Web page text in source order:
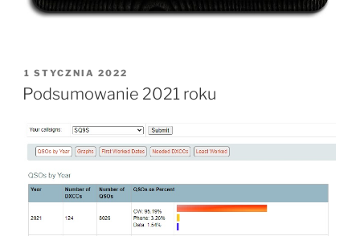
OPUBLIKOWANE
W
1 STYCZNIA 2022
Podsumowanie 2021 roku